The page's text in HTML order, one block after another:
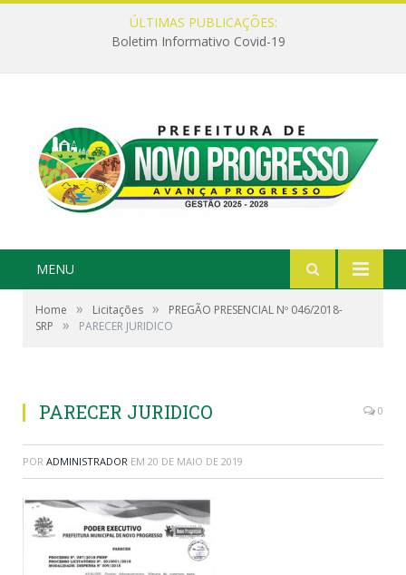
ÚLTIMAS PUBLICAÇÕES:
Boletim Informativo Covid-19
MENU
Home » Licitações »
PREGÃO PRESENCIAL Nº 046/2018-
SRP
» PARECER JURIDICO
PARECER JURIDICO 0
POR ADMINISTRADOR EM 20 DE MAIO DE 2019